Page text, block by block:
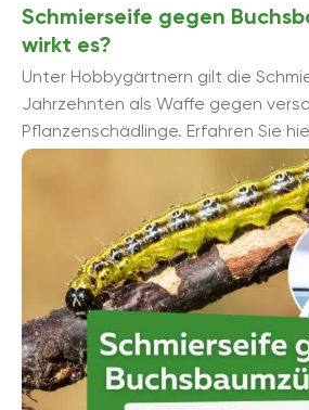
Schmierseife gegen
wirkt es?
Unter Hobbygärtnern gilt die
Jahrzehnten als Waffe gegen
Pflanzenschädlinge. Erfahren Sie
gegen Buchsbaumzünsler
wirkt, welche Vorteile sie ...